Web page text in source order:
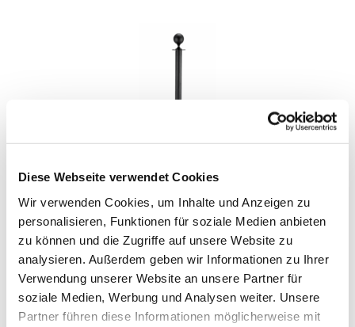
Diese Webseite verwendet Cookies
Wir verwenden Cookies, um Inhalte und Anzeigen zu
personalisieren, Funktionen für soziale Medien anbieten
zu können und die Zugriffe auf unsere Website zu
analysieren. Außerdem geben wir Informationen zu Ihrer
Verwendung unserer Website an unsere Partner für
soziale Medien, Werbung und Analysen weiter. Unsere
Partner führen diese Informationen möglicherweise mit
ABGRENZUNGSSTÄNDER (TENSATOR) SCHWARZ
IN DEN WARENKORB